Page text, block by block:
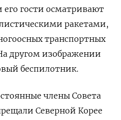
гости осматривают
ракетами,
транспортных
другом изображении
беспилотник.
члены Совета
Северной Корее